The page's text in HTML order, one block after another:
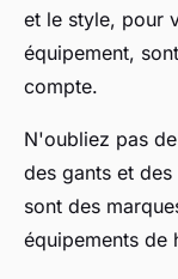
et le style, pour
équipement,
compte.
N'oubliez pas
des gants et
sont des
équipements de